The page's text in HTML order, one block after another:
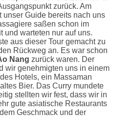
zurück. Am
unser Guide bereits nach uns
saßen schon im
und warteten nur auf uns.
aus dieser Tour gemacht zu
Rückweg an. Es war schon
Nang zurück waren. Der
wir genehmigten uns in einem
Hotels, ein Massaman
Bier. Das Curry mundete
stellten wir fest, dass wir in
gute asiatische Restaurants
Geschmack und der